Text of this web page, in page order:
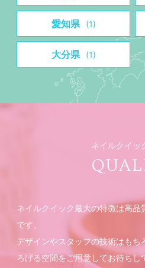
愛知県 (1)
大分県 (1)
ネイルクイッ
ネイルクイック最大の特徴は高品
です。
デザインやスタッフの技術はもち
ろげる空間をご用意してお待ちし